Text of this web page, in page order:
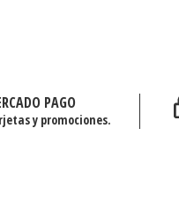
PAGO
y promociones.